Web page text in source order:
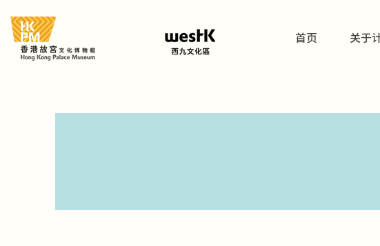
首页 关于